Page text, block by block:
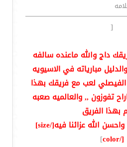
[
داج والله ماعنده سالفه
مبارياته في الاسيويه
لعب مع فريقك بهذا
تفوزون ,, والعالميه صعبه
بهذا الفريق
اما النصر فلا تعليق واحسن الله عزائنا فيه[/size]
[/color
]